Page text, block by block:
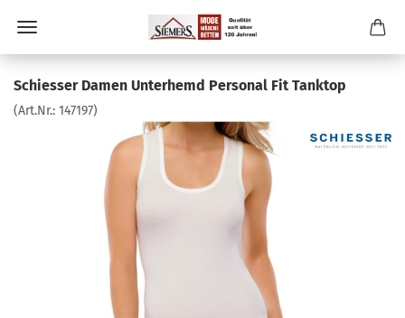
Schiesser Damen Unterhemd Personal Fit Tanktop
(Art.Nr.: 147197)